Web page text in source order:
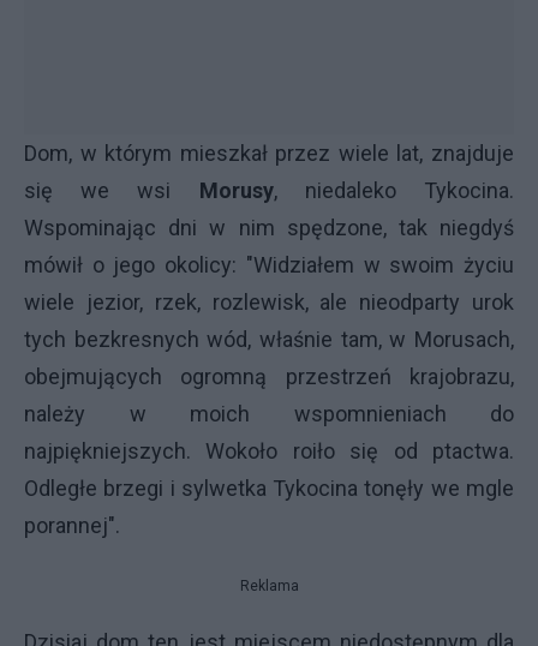
Dom, w którym mieszkał przez wiele lat, znajduje
się we wsi Morusy, niedaleko Tykocina.
Wspominając dni w nim spędzone, tak niegdyś
mówił o jego okolicy: "Widziałem w swoim życiu
wiele jezior, rzek, rozlewisk, ale nieodparty urok
tych bezkresnych wód, właśnie tam, w Morusach,
obejmujących ogromną przestrzeń krajobrazu,
należy w moich wspomnieniach do
najpiękniejszych. Wokoło roiło się od ptactwa.
Odległe brzegi i sylwetka Tykocina tonęły we mgle
porannej".
Reklama